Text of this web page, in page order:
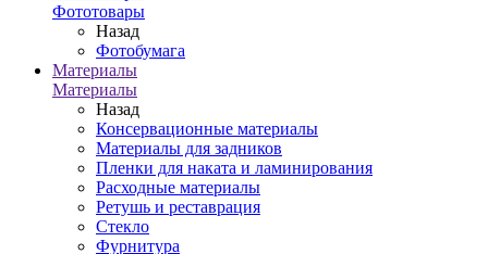
Фототовары
Назад
Фотобумага
Материалы
Материалы
Назад
Консервационные материалы
Материалы для задников
Пленки для наката и ламинирования
Расходные материалы
Ретушь и реставрация
Стекло
Фурнитура